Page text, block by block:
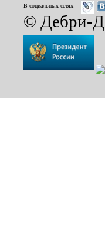
В социальных сетях:
© Дебри-